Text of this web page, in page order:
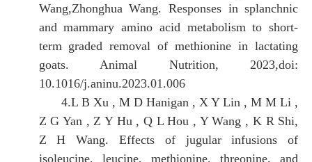
Wang,Zhonghua Wang. Responses in splanchnic
and mammary amino acid metabolism to short-
term graded removal of methionine in lactating
goats. Animal Nutrition, 2023,doi:
10.1016/j.aninu.2023.01.006
4.L B Xu , M D Hanigan , X Y Lin , M M Li ,
Z G Yan , Z Y Hu , Q L Hou , Y Wang , K R Shi,
Z H Wang. Effects of jugular infusions of
isoleucine, leucine, methionine, threonine, and